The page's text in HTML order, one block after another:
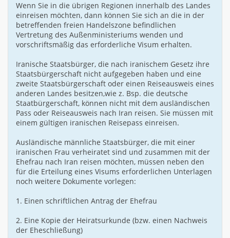
Wenn Sie in die übrigen Regionen innerhalb des Landes
einreisen möchten, dann können Sie sich an die in der
betreffenden freien Handelszone befindlichen
Vertretung des Außenministeriums wenden und
vorschriftsmäßig das erforderliche Visum erhalten.
Iranische Staatsbürger, die nach iranischem Gesetz ihre
Staatsbürgerschaft nicht aufgegeben haben und eine
zweite Staatsbürgerschaft oder einen Reiseausweis eines
anderen Landes besitzen,wie z. Bsp. die deutsche
Staatbürgerschaft, können nicht mit dem ausländischen
Pass oder Reiseausweis nach Iran reisen. Sie müssen mit
einem gültigen iranischen Reisepass einreisen.
Ausländische männliche Staatsbürger, die mit einer
iranischen Frau verheiratet sind und zusammen mit der
Ehefrau nach Iran reisen möchten, müssen neben den
für die Erteilung eines Visums erforderlichen Unterlagen
noch weitere Dokumente vorlegen:
1. Einen schriftlichen Antrag der Ehefrau
2. Eine Kopie der Heiratsurkunde (bzw. einen Nachweis
der Eheschließung)